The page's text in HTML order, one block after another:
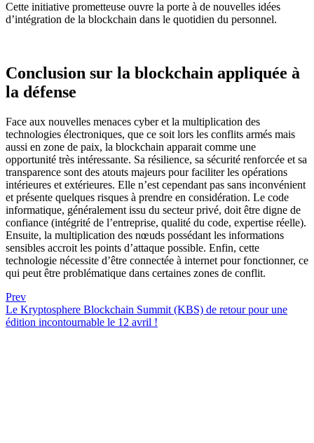
Cette initiative prometteuse ouvre la porte à de nouvelles idées
d’intégration de la blockchain dans le quotidien du personnel.
Conclusion sur la blockchain appliquée à
la défense
Face aux nouvelles menaces cyber et la multiplication des
technologies électroniques, que ce soit lors les conflits armés mais
aussi en zone de paix, la blockchain apparait comme une
opportunité très intéressante. Sa résilience, sa sécurité renforcée et sa
transparence sont des atouts majeurs pour faciliter les opérations
intérieures et extérieures. Elle n’est cependant pas sans inconvénient
et présente quelques risques à prendre en considération. Le code
informatique, généralement issu du secteur privé, doit être digne de
confiance (intégrité de l’entreprise, qualité du code, expertise réelle).
Ensuite, la multiplication des nœuds possédant les informations
sensibles accroit les points d’attaque possible. Enfin, cette
technologie nécessite d’être connectée à internet pour fonctionner, ce
qui peut être problématique dans certaines zones de conflit.
Prev
Le Kryptosphere Blockchain Summit (KBS) de retour pour une
édition incontournable le 12 avril !